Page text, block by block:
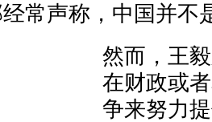
常声称，中国并不
然而，王
在财政或
争来努力